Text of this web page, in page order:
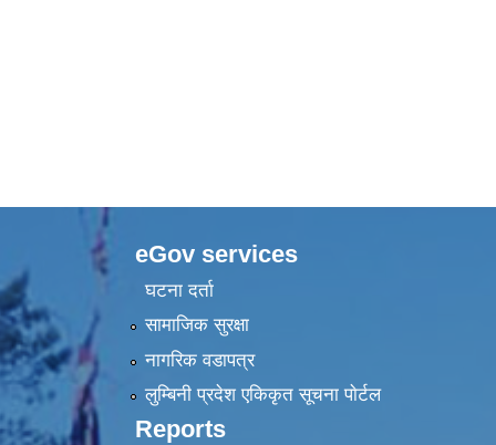
eGov services
घटना दर्ता
सामाजिक सुरक्षा
नागरिक वडापत्र
लुम्बिनी प्रदेश एकिकृत सूचना पाेर्टल
Reports